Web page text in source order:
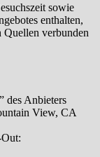
sowie
enthalten,
Quellen verbunden
des Anbieters
View, CA